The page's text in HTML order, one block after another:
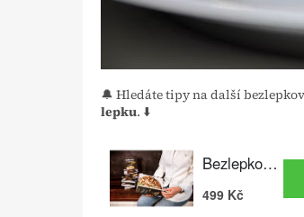
🔔 Hledáte tipy na další
lepku. ⬇️